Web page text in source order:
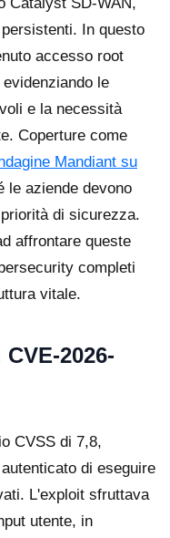
In questo
accesso root
le
e la necessità
Coperture come
Mandiant su
le aziende devono
di sicurezza.
affrontare queste
completi
vitale.
2026-
CVSS di 7,8,
di eseguire
L'exploit sfruttava
utente, in